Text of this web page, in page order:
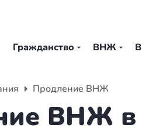
Гражданство ВНЖ
Продление ВНЖ
ВНЖ в